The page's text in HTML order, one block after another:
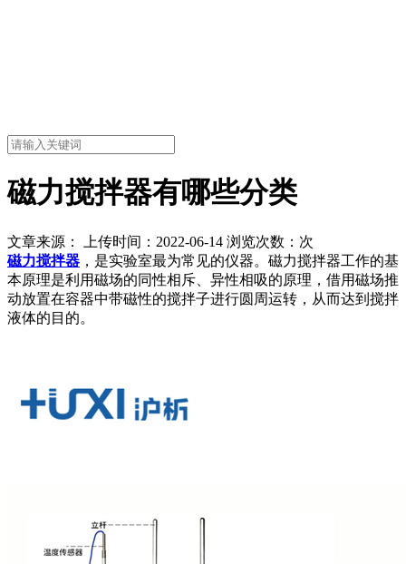
磁力搅拌器有哪些分类
文章来源： 上传时间：2022-06-14 浏览次数： 次
磁力搅拌器 ，是实验室最为常见的仪器。磁力搅拌器工作的基
本原理是利用磁场的同性相斥、异性相吸的原理，借用磁场推
动放置在容器中带磁性的搅拌子进行圆周运转，从而达到搅拌
液体的目的。